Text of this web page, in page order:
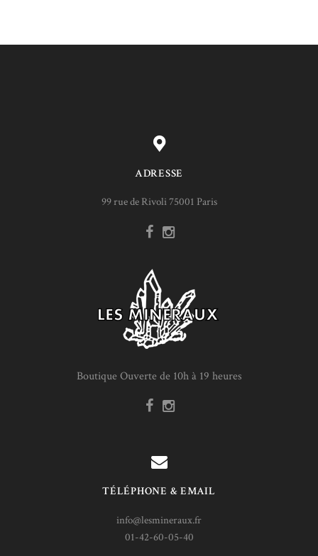
ADRESSE
99 rue de Rivoli 75001 Paris
Boutique Ouverte de 10h à 19 heures
TÉLÉPHONE & EMAIL
info@lesmineraux.fr
01-42-60-05-40